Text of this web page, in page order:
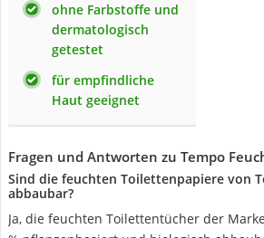
ohne Farbstoffe und
dermatologisch
getestet
für empfindliche
Haut geeignet
Fragen und Antworten zu Tempo
Sind die feuchten Toilettenpapiere von
abbaubar?
Ja, die feuchten Toilettentücher der